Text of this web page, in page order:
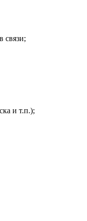
связи;
и т.п.);